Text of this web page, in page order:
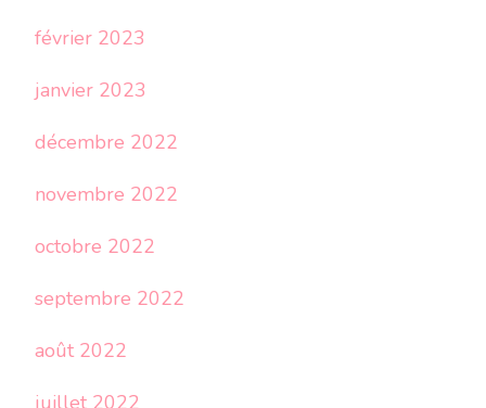
février 2023
janvier 2023
décembre 2022
novembre 2022
octobre 2022
septembre 2022
août 2022
juillet 2022